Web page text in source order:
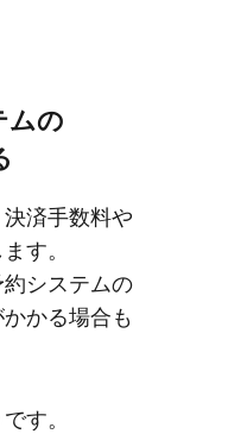
ムの​
済手数料や​
す。​
システムの​
かる​場合も​
す。